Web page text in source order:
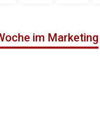
im Marketing